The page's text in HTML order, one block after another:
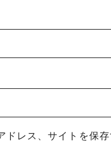
ドレス、サイトを保